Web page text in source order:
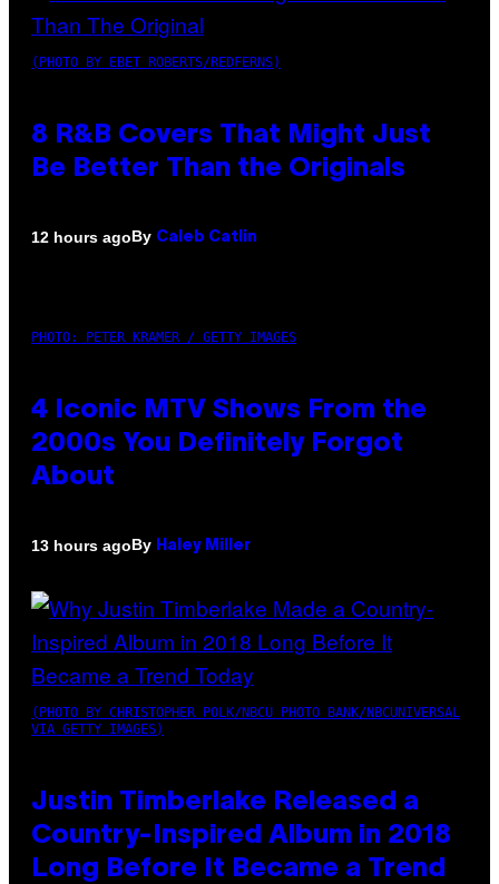
(PHOTO BY EBET ROBERTS/REDFERNS)
8 R&B Covers That Might Just
Be Better Than the Originals
12 hours agoBy Caleb Catlin
PHOTO: PETER KRAMER / GETTY IMAGES
4 Iconic MTV Shows From the
2000s You Definitely Forgot
About
13 hours agoBy Haley Miller
(PHOTO BY CHRISTOPHER POLK/NBCU PHOTO BANK/NBCUNIVERSAL
VIA GETTY IMAGES)
Justin Timberlake Released a
Country-Inspired Album in 2018
Long Before It Became a Trend